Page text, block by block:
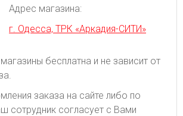
Адрес магазина:
г. Одесса, ТРК «Аркадия-СИТИ»
бесплатна и не зависит от
заказа на сайте либо по
сотрудник согласует с Вами